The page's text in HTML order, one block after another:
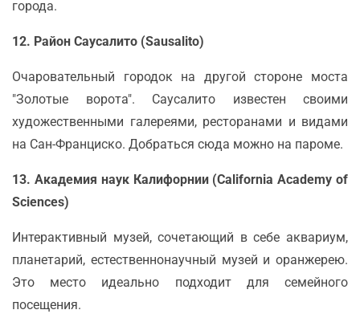
города.
12. Район Саусалито (Sausalito)
Очаровательный городок на другой стороне моста
"Золотые ворота". Саусалито известен своими
художественными галереями, ресторанами и видами
на Сан-Франциско. Добраться сюда можно на пароме.
13. Академия наук Калифорнии (California Academy of
Sciences)
Интерактивный музей, сочетающий в себе аквариум,
планетарий, естественнонаучный музей и оранжерею.
Это место идеально подходит для семейного
посещения.